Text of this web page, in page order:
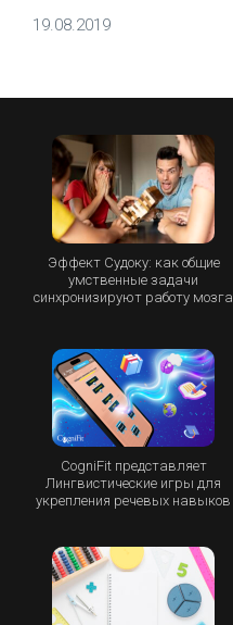
19.08.2019
Эффект Судоку: как общие
умственные задачи
синхронизируют работу мозга
CogniFit представляет
Лингвистические игры для
укрепления речевых навыков